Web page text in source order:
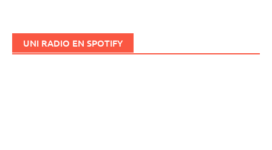
UNI RADIO EN SPOTIFY